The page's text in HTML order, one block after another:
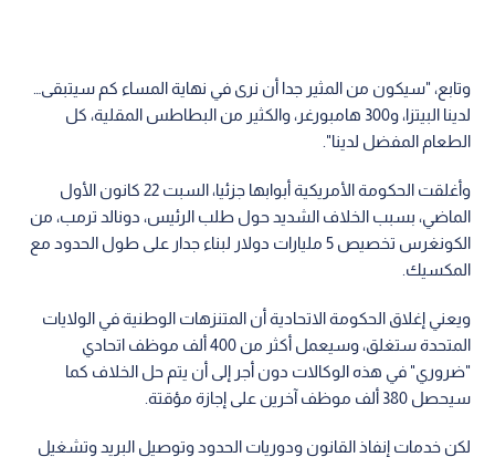
وتابع، "سيكون من المثير جدا أن نرى في نهاية المساء كم سيتبقى…
لدينا البيتزا، و300 هامبورغر، والكثير من البطاطس المقلية، كل
الطعام المفضل لدينا".
وأغلقت الحكومة الأمريكية أبوابها جزئيا، السبت 22 كانون الأول
الماضي، بسبب الخلاف الشديد حول طلب الرئيس، دونالد ترمب، من
الكونغرس تخصيص 5 مليارات دولار لبناء جدار على طول الحدود مع
المكسيك.
ويعني إغلاق الحكومة الاتحادية أن المتنزهات الوطنية في الولايات
المتحدة ستغلق، وسيعمل أكثر من 400 ألف موظف اتحادي
"ضروري" في هذه الوكالات دون أجر إلى أن يتم حل الخلاف كما
سيحصل 380 ألف موظف آخرين على إجازة مؤقتة.
لكن خدمات إنفاذ القانون ودوريات الحدود وتوصيل البريد وتشغيل